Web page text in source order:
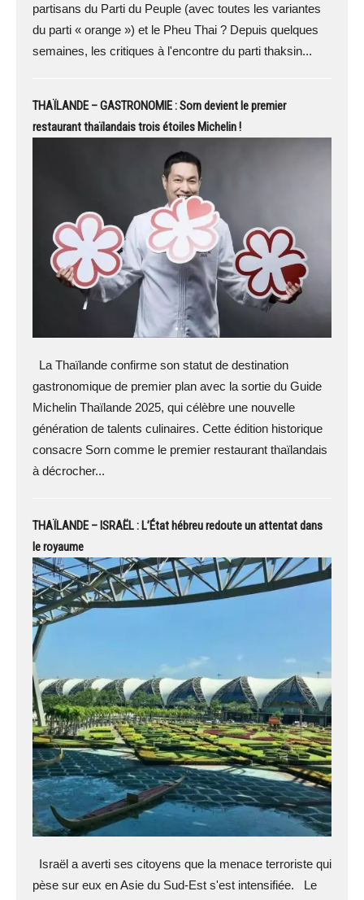
partisans du Parti du Peuple (avec toutes les variantes
du parti « orange ») et le Pheu Thai ? Depuis quelques
semaines, les critiques à l'encontre du parti thaksin...
THAÏLANDE – GASTRONOMIE : Sorn devient le premier
restaurant thaïlandais trois étoiles Michelin !
La Thaïlande confirme son statut de destination
gastronomique de premier plan avec la sortie du Guide
Michelin Thaïlande 2025, qui célèbre une nouvelle
génération de talents culinaires. Cette édition historique
consacre Sorn comme le premier restaurant thaïlandais
à décrocher...
THAÏLANDE – ISRAËL : L’État hébreu redoute un attentat dans
le royaume
Israël a averti ses citoyens que la menace terroriste qui
pèse sur eux en Asie du Sud-Est s'est intensifiée. Le